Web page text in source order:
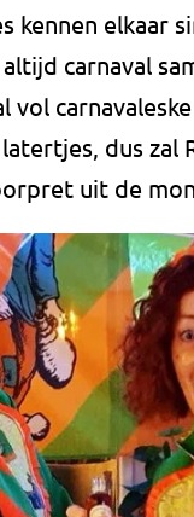
kennen elkaar
carnaval
dus zal
uit de